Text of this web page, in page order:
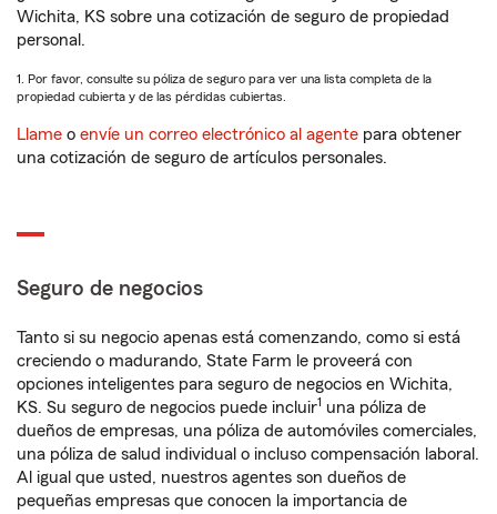
Wichita, KS sobre una cotización de seguro de propiedad
personal.
1. Por favor, consulte su póliza de seguro para ver una lista completa de la
propiedad cubierta y de las pérdidas cubiertas.
Llame o envíe un correo electrónico al agente para obtener
una cotización de seguro de artículos personales.
Seguro de negocios
Tanto si su negocio apenas está comenzando, como si está
creciendo o madurando, State Farm le proveerá con
opciones inteligentes para seguro de negocios en Wichita,
KS. Su seguro de negocios puede incluir1 una póliza de
dueños de empresas, una póliza de automóviles comerciales,
una póliza de salud individual o incluso compensación laboral.
Al igual que usted, nuestros agentes son dueños de
pequeñas empresas que conocen la importancia de